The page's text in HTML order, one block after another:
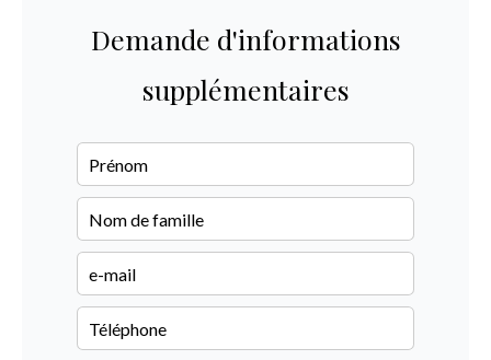
Demande d'informations
supplémentaires